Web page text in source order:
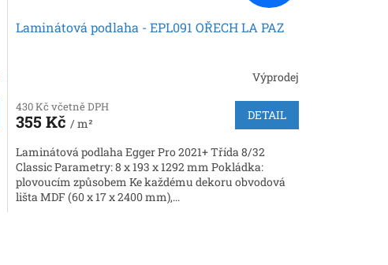
Laminátová podlaha - EPL091 OŘECH LA PAZ
Výprodej
430 Kč včetně DPH
355 Kč / m²
DETAIL
Laminátová podlaha Egger Pro 2021+ Třída 8/32
Classic Parametry: 8 x 193 x 1292 mm Pokládka:
plovoucím způsobem Ke každému dekoru obvodová
lišta MDF (60 x 17 x 2400 mm),...